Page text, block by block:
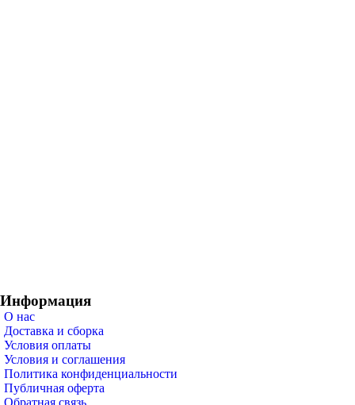
Информация
О нас
Доставка и сборка
Условия оплаты
Условия и соглашения
Политика конфиденциальности
Публичная оферта
Обратная связь